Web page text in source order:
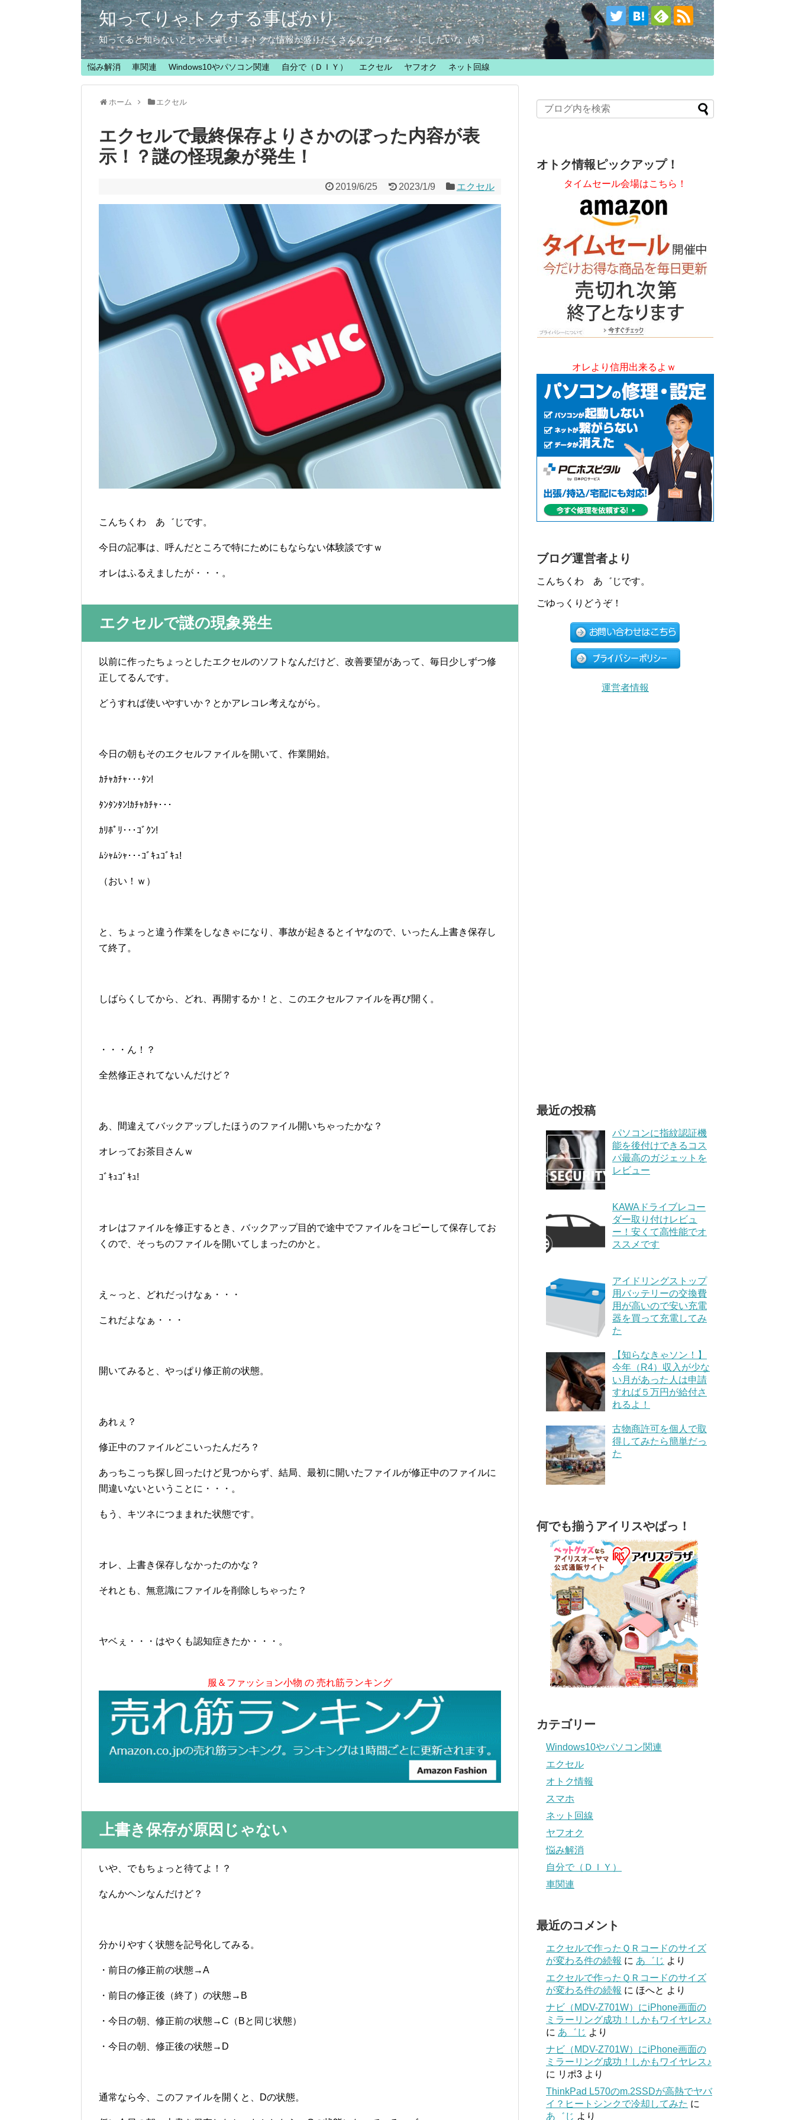
知ってりゃトクする事ばかり
知ってると知らないとじゃ大違い！オトクな情報が盛りだくさんなブログ・・・にしたいな（笑）
悩み解消 車関連 Windows10やパソコン関連 自分で（ＤＩＹ） エクセル ヤフオク ネット回線
ホーム エクセル
エクセルで最終保存よりさかのぼった内容が表
示！？謎の怪現象が発生！
2019/6/25 2023/1/9 エクセル
こんちくわ あ゛じです。
今日の記事は、呼んだところで特にためにもならない体験談ですｗ
オレはふるえましたが・・・。
エクセルで謎の現象発生
以前に作ったちょっとしたエクセルのソフトなんだけど、改善要望があって、毎日少しずつ修
正してるんです。
どうすれば使いやすいか？とかアレコレ考えながら。
今日の朝もそのエクセルファイルを開いて、作業開始。
ｶﾁｬｶﾁｬ･･･ﾀﾝ!
ﾀﾝﾀﾝﾀﾝ!ｶﾁｬｶﾁｬ･･･
ｶﾘﾎﾟﾘ･･･ｺﾞｸﾝ!
ﾑｼｬﾑｼｬ･･･ｺﾞｷｭｺﾞｷｭ!
（おい！ｗ）
と、ちょっと違う作業をしなきゃになり、事故が起きるとイヤなので、いったん上書き保存し
て終了。
しばらくしてから、どれ、再開するか！と、このエクセルファイルを再び開く。
・・・ん！？
全然修正されてないんだけど？
あ、間違えてバックアップしたほうのファイル開いちゃったかな？
オレってお茶目さんｗ
ｺﾞｷｭｺﾞｷｭ!
オレはファイルを修正するとき、バックアップ目的で途中でファイルをコピーして保存してお
くので、そっちのファイルを開いてしまったのかと。
え～っと、どれだっけなぁ・・・
これだよなぁ・・・
開いてみると、やっぱり修正前の状態。
あれぇ？
修正中のファイルどこいったんだろ？
あっちこっち探し回ったけど見つからず、結局、最初に開いたファイルが修正中のファイルに
間違いないということに・・・。
もう、キツネにつままれた状態です。
オレ、上書き保存しなかったのかな？
それとも、無意識にファイルを削除しちゃった？
ヤベぇ・・・はやくも認知症きたか・・・。
服＆ファッション小物 の 売れ筋ランキング
上書き保存が原因じゃない
いや、でもちょっと待てよ！？
なんかヘンなんだけど？
分かりやすく状態を記号化してみる。
・前日の修正前の状態→A
・前日の修正後（終了）の状態→B
・今日の朝、修正前の状態→C（Bと同じ状態）
・今日の朝、修正後の状態→D
通常なら今、このファイルを開くと、Dの状態。
オトク情報ピックアップ！
タイムセール会場はこちら！
オレより信用出来るよｗ
ブログ運営者より
こんちくわ あ゛じです。
ごゆっくりどうぞ！
運営者情報
最近の投稿
パソコンに指紋認証機
能を後付けできるコス
パ最高のガジェットを
レビュー
KAWAドライブレコー
ダー取り付けレビュ
ー！安くて高性能でオ
ススメです
アイドリングストップ
用バッテリーの交換費
用が高いので安い充電
器を買って充電してみ
た
【知らなきゃソン！】
今年（R4）収入が少な
い月があった人は申請
すれば５万円が給付さ
れるよ！
古物商許可を個人で取
得してみたら簡単だっ
た
何でも揃うアイリスやばっ！
カテゴリー
Windows10やパソコン関連
エクセル
オトク情報
スマホ
ネット回線
ヤフオク
悩み解消
自分で（ＤＩＹ）
車関連
最近のコメント
エクセルで作ったＱＲコードのサイズ
が変わる件の続報 に あ゛じ より
エクセルで作ったＱＲコードのサイズ
が変わる件の続報 に ほへと より
ナビ（MDV-Z701W）にiPhone画面の
ミラーリング成功！しかもワイヤレス♪
に あ゛じ より
ナビ（MDV-Z701W）にiPhone画面の
ミラーリング成功！しかもワイヤレス♪
に リポ3 より
ThinkPad L570のm.2SSDが高熱でヤバ
イ？ヒートシンクで冷却してみた に
あ゛じ より